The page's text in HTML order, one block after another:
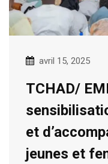
avril 15, 2025
TCHAD/
et
jeunes et